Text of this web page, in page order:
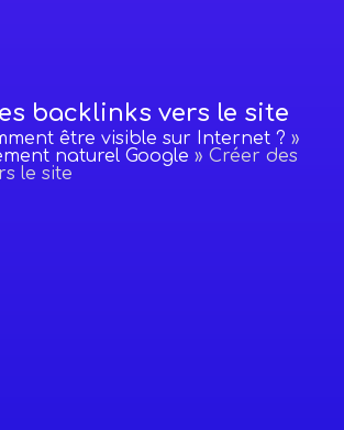
backlinks vers le site
être visible sur Internet ? »
naturel Google » Créer des
le site